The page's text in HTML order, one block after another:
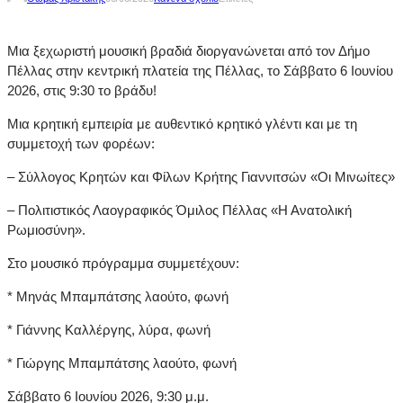
Μια ξεχωριστή μουσική βραδιά διοργανώνεται από τον Δήμο
Πέλλας στην κεντρική πλατεία της Πέλλας, το Σάββατο 6 Ιουνίου
2026, στις 9:30 το βράδυ!
Μια κρητική εμπειρία με αυθεντικό κρητικό γλέντι και με τη
συμμετοχή των φορέων:
– Σύλλογος Κρητών και Φίλων Κρήτης Γιαννιτσών «Οι Μινωίτες»
– Πολιτιστικός Λαογραφικός Όμιλος Πέλλας «Η Ανατολική
Ρωμιοσύνη».
Στο μουσικό πρόγραμμα συμμετέχουν:
* Μηνάς Μπαμπάτσης λαούτο, φωνή
* Γιάννης Καλλέργης, λύρα, φωνή
* Γιώργης Μπαμπάτσης λαούτο, φωνή
Σάββατο 6 Ιουνίου 2026, 9:30 μ.μ.